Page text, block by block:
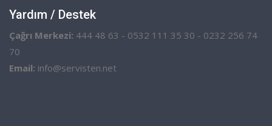
Yardım / Destek
Çağrı Merkezi: 444 48 63 - 0532 111 35 30 - 0232 256 74
70
Email: info@servisten.net